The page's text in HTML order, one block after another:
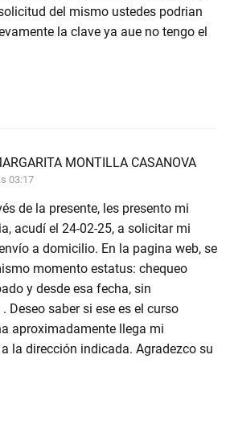
del mismo ustedes podrian
la clave ya aue no tengo el
MONTILLA CASANOVA
03:17
de la presente, les presento mi
acudí el 24-02-25, a solicitar mi
a domicilio. En la pagina web, se
momento estatus: chequeo
y desde esa fecha, sin
Deseo saber si ese es el curso
aproximadamente llega mi
la dirección indicada. Agradezco su